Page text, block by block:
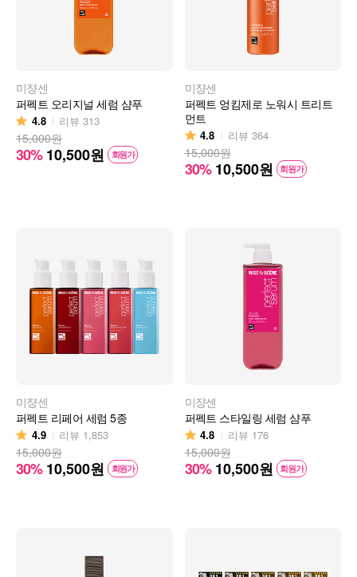
미쟝센
퍼펙트 오리지널 세럼 샴푸
4.8 리뷰 313
15,000원
30% 10,500원 회원가
미쟝센
퍼펙트 엉킴제로 노워시 트리트
먼트
4.8 리뷰 364
15,000원
30% 10,500원 회원가
미쟝센
퍼펙트 리페어 세럼 5종
4.9 리뷰 1,853
15,000원
30% 10,500원 회원가
미쟝센
퍼펙트 스타일링 세럼 샴푸
4.8 리뷰 176
15,000원
30% 10,500원 회원가